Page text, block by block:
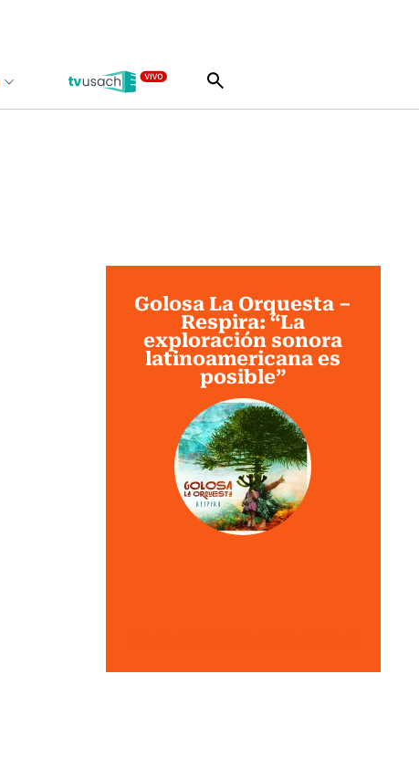
Golosa La Orquesta –
Respira: “La
exploración sonora
latinoamericana es
posible”